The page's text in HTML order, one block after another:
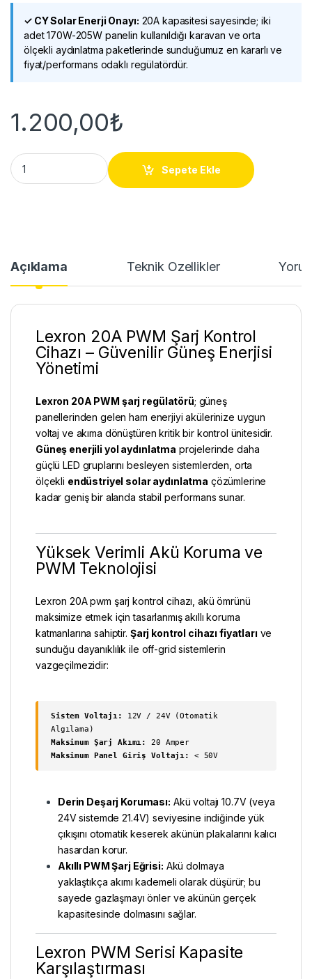
✓ CY Solar Enerji Onayı: 20A kapasitesi sayesinde; iki
adet 170W-205W panelin kullanıldığı karavan ve orta
ölçekli aydınlatma paketlerinde sunduğumuz en kararlı ve
fiyat/performans odaklı regülatördür.
1.200,00₺
Lexron 20A PWM Şarj Kontrol Cihazı quantity
Sepete Ekle
Açıklama Teknik Özellikler
Lexron 20A PWM Şarj Kontrol
Cihazı – Güvenilir Güneş Enerjisi
Yönetimi
Lexron 20A PWM şarj regülatörü; güneş
panellerinden gelen ham enerjiyi akülerinize uygun
voltaj ve akıma dönüştüren kritik bir kontrol ünitesidir.
Güneş enerjili yol aydınlatma projelerinde daha
güçlü LED gruplarını besleyen sistemlerden, orta
ölçekli endüstriyel solar aydınlatma çözümlerine
kadar geniş bir alanda stabil performans sunar.
Yüksek Verimli Akü Koruma ve
PWM Teknolojisi
Lexron 20A pwm şarj kontrol cihazı, akü ömrünü
maksimize etmek için tasarlanmış akıllı koruma
katmanlarına sahiptir. Şarj kontrol cihazı fiyatları ve
sunduğu dayanıklılık ile off-grid sistemlerin
vazgeçilmezidir:
Sistem Voltajı:
12V / 24V (Otomatik
Algılama)
Maksimum Şarj Akımı:
20 Amper
Maksimum Panel Giriş Voltajı:
< 50V
Derin Deşarj Koruması: Akü voltajı 10.7V (veya
24V sistemde 21.4V) seviyesine indiğinde yük
çıkışını otomatik keserek akünün plakalarını kalıcı
hasardan korur.
Akıllı PWM Şarj Eğrisi: Akü dolmaya
yaklaştıkça akımı kademeli olarak düşürür; bu
sayede gazlaşmayı önler ve akünün gerçek
kapasitesinde dolmasını sağlar.
Lexron PWM Serisi Kapasite
Karşılaştırması